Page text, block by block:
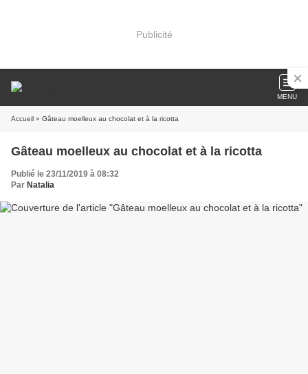
Publicité
MENU
Accueil » Gâteau moelleux au chocolat et à la ricotta
Gâteau moelleux au chocolat et à la ricotta
Publié le 23/11/2019 à 08:32
Par Natalia